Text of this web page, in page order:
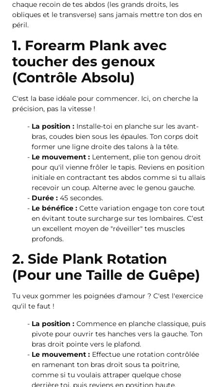
chaque recoin de tes abdos (les grands droits, les
obliques et le transverse) sans jamais mettre ton dos en
péril.
1. Forearm Plank avec
toucher des genoux
(Contrôle Absolu)
C'est la base idéale pour commencer. Ici, on cherche la
précision, pas la vitesse !
La position : Installe-toi en planche sur les avant-
bras, coudes bien sous les épaules. Ton corps doit
former une ligne droite des talons à la tête.
Le mouvement : Lentement, plie ton genou droit
pour qu'il vienne frôler le tapis. Reviens en position
initiale en contractant tes abdos comme si tu allais
recevoir un coup. Alterne avec le genou gauche.
Durée : 45 secondes.
Le bénéfice : Cette variation engage ton core tout
en évitant toute surcharge sur tes lombaires. C’est
un excellent moyen de "réveiller" tes muscles
profonds.
2. Side Plank Rotation
(Pour une Taille de Guêpe)
Tu veux gommer les poignées d'amour ? C'est l'exercice
qu'il te faut !
La position : Commence en planche classique, puis
pivote pour ouvrir tes hanches vers la gauche. Ton
bras droit pointe vers le plafond.
Le mouvement : Effectue une rotation contrôlée
en ramenant ton bras droit sous ta poitrine,
comme si tu voulais attraper quelque chose
derrière toi, puis reviens en position haute.